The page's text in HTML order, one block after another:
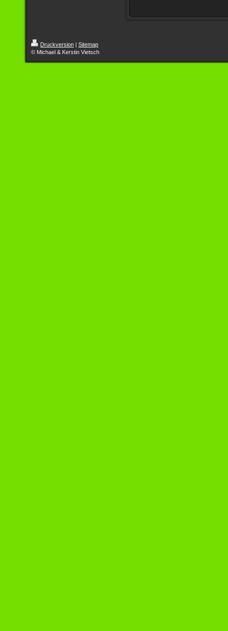
Druckversion | Sitemap
© Michael & Kerstin Vietsch